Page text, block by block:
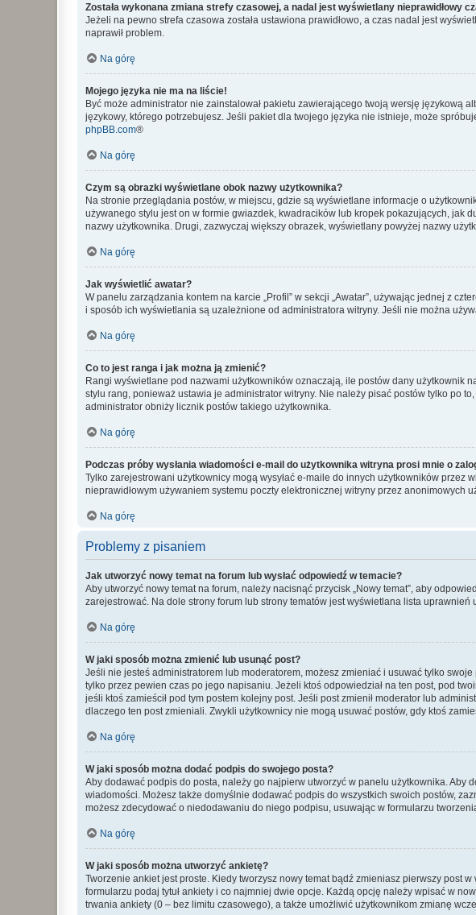
Została wykonana zmiana strefy czasowej, a nadal jest wyświetlany nieprawidłowy
Jeżeli na pewno strefa czasowa została ustawiona prawidłowo, a czas nadal jest
naprawił problem.
Na górę
Mojego języka nie ma na liście!
Być może administrator nie zainstalował pakietu zawierającego twoją wersję językową
językowy, którego potrzebujesz. Jeśli pakiet dla twojego języka nie istnieje, może
phpBB.com®
Na górę
Czym są obrazki wyświetlane obok nazwy użytkownika?
Na stronie przeglądania postów, w miejscu, gdzie są wyświetlane informacje o
używanego stylu jest on w formie gwiazdek, kwadracików lub kropek pokazujących, jak
nazwy użytkownika. Drugi, zazwyczaj większy obrazek, wyświetlany powyżej nazwy
Na górę
Jak wyświetlić awatar?
W panelu zarządzania kontem na karcie „Profil” w sekcji „Awatar”, używając jednej z
i sposób ich wyświetlania są uzależnione od administratora witryny. Jeśli nie można
Na górę
Co to jest ranga i jak można ją zmienić?
Rangi wyświetlane pod nazwami użytkowników oznaczają, ile postów dany użytkownik
stylu rang, ponieważ ustawia je administrator witryny. Nie należy pisać postów tylko po
administrator obniży licznik postów takiego użytkownika.
Na górę
Podczas próby wysłania wiadomości e-mail do użytkownika witryna prosi mnie o
Tylko zarejestrowani użytkownicy mogą wysyłać e-maile do innych użytkowników przez
nieprawidłowym używaniem systemu poczty elektronicznej witryny przez anonimowych
Na górę
Problemy z pisaniem
Jak utworzyć nowy temat na forum lub wysłać odpowiedź w temacie?
Aby utworzyć nowy temat na forum, należy nacisnąć przycisk „Nowy temat”, aby
zarejestrować. Na dole strony forum lub strony tematów jest wyświetlana lista uprawnień
Na górę
W jaki sposób można zmienić lub usunąć post?
Jeśli nie jesteś administratorem lub moderatorem, możesz zmieniać i usuwać tylko
tylko przez pewien czas po jego napisaniu. Jeżeli ktoś odpowiedział na ten post, pod
jeśli ktoś zamieścił pod tym postem kolejny post. Jeśli post zmienił moderator lub
dlaczego ten post zmieniali. Zwykli użytkownicy nie mogą usuwać postów, gdy ktoś
Na górę
W jaki sposób można dodać podpis do swojego posta?
Aby dodawać podpis do posta, należy go najpierw utworzyć w panelu użytkownika. Aby
wiadomości. Możesz także domyślnie dodawać podpis do wszystkich swoich postów,
możesz zdecydować o niedodawaniu do niego podpisu, usuwając w formularzu
Na górę
W jaki sposób można utworzyć ankietę?
Tworzenie ankiet jest proste. Kiedy tworzysz nowy temat bądź zmieniasz pierwszy post
formularzu podaj tytuł ankiety i co najmniej dwie opcje. Każdą opcję należy wpisać w
trwania ankiety (0 – bez limitu czasowego), a także umożliwić użytkownikom zmianę